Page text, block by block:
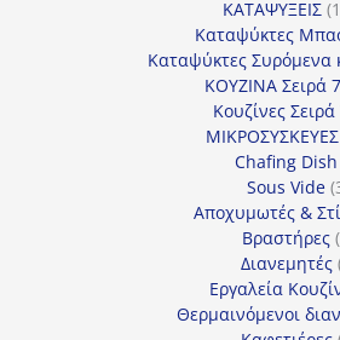
ΚΑΤΑΨΥΞΕΙΣ
Καταψύκτες
Καταψύκτες Συρόμενα
ΚΟΥΖΙΝΑ Σειρά
Κουζίνες
ΜΙΚΡΟΣΥΣΚΕΥΕΣ
Chafing Dish
Sous Vide
Αποχυμωτές &
Βραστήρες
Διανεμητές
Εργαλεία
Θερμαινόμενοι